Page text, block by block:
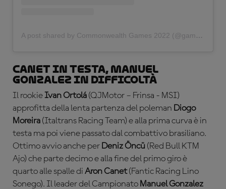
A post shared by Commonwealth Games 2022 (@gamescommonwealth)
Canet in testa, Manuel
Gonzalez in difficoltà
Il rookieIvan Ortolá (QJMotor – Frinsa - MSI)
approfitta della lenta partenza del poleman Diogo
Moreira (Italtrans Racing Team) e alla prima curva è in
testa ma poi viene passato dal combattivo brasiliano.
Ottimo avvio anche per Deniz Öncü (Red Bull KTM
Ajo) che parte decimo e alla fine del primo giro è
quarto alle spalle di Aron Canet(Fantic Racing Lino
Sonego). Il leader del Campionato Manuel Gonzalez